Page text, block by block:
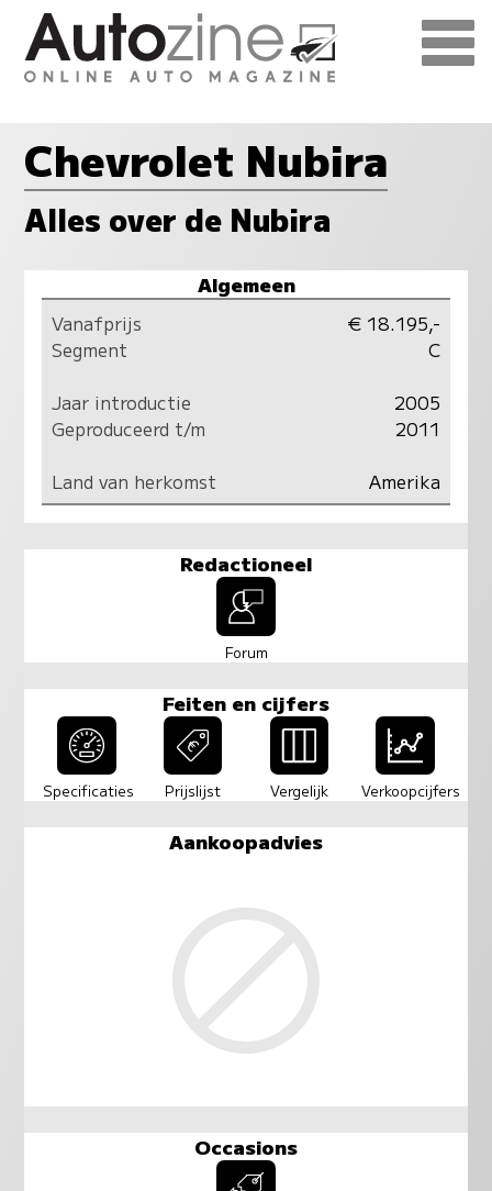
Chevrolet Nubira
Alles over de Nubira
Algemeen
Vanafprijs
€ 18.195,-
Segment
C
Jaar introductie
2005
Geproduceerd t/m
2011
Land van herkomst
Amerika
Redactioneel
Forum
Feiten en cijfers
Specificaties Prijslijst Vergelijk Verkoopcijfers
Aankoopadvies
Occasions